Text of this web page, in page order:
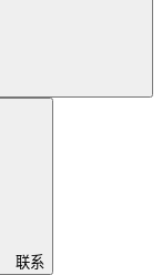
联系